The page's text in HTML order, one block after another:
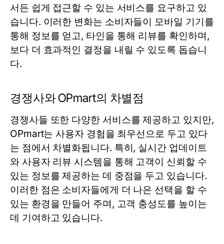
서든 쉽게 접근할 수 있는 서비스를 요구하고 있
습니다. 이러한 변화는 소비자들이 모바일 기기를
통해 정보를 얻고, 타인을 통해 리뷰를 확인하며,
보다 더 효과적인 결정을 내릴 수 있도록 돕습니
다.
경쟁사와 OPmart의 차별점
경쟁사들 또한 다양한 서비스를 제공하고 있지만,
OPmart는 사용자 경험을 최우선으로 두고 있다
는 점에서 차별화됩니다. 특히, 실시간 업데이트
와 사용자 리뷰 시스템을 통해 고객이 신뢰할 수
있는 정보를 제공하는 데 중점을 두고 있습니다.
이러한 점은 소비자들에게 더 나은 선택을 할 수
있는 환경을 만들어 주며, 고객 충성도를 높이는
데 기여하고 있습니다.